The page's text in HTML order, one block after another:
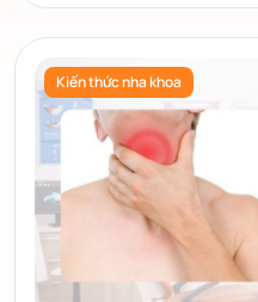
Kiến thức nha khoa